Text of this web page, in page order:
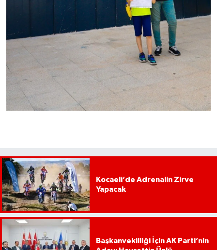
Kocaeli’de Adrenalin Zirve
Yapacak
Başkanvekilliği İçin AK Parti’nin